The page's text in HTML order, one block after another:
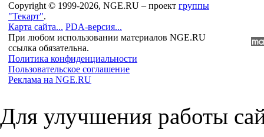
Copyright © 1999-2026, NGE.RU – проект группы
"Текарт".
Карта сайта... PDA-версия...
При любом использовании материалов NGE.RU
ссылка обязательна.
Политика конфиденциальности
Пользовательское соглашение
Реклама на NGE.RU
Для улучшения работы